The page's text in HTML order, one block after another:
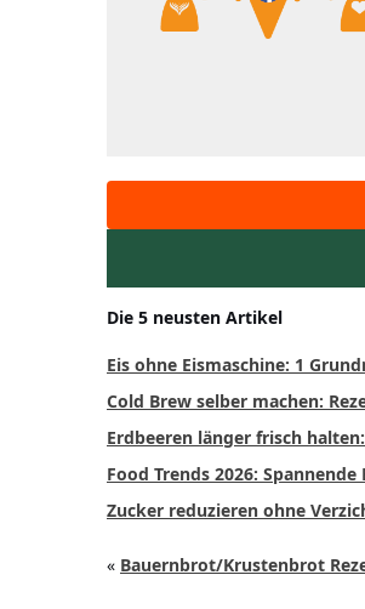
Die 5 neusten Artikel
Eis ohne Eismaschine: 1
Cold Brew selber machen:
Erdbeeren länger frisch
Food Trends 2026:
Zucker reduzieren ohne
« Bauernbrot/Krustenbrot